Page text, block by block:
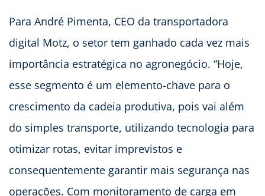
Para André Pimenta, CEO da transportadora
digital Motz, o setor tem ganhado cada vez mais
importância estratégica no agronegócio. “Hoje,
esse segmento é um elemento-chave para o
crescimento da cadeia produtiva, pois vai além
do simples transporte, utilizando tecnologia para
otimizar rotas, evitar imprevistos e
consequentemente garantir mais segurança nas
operações. Com monitoramento de carga em